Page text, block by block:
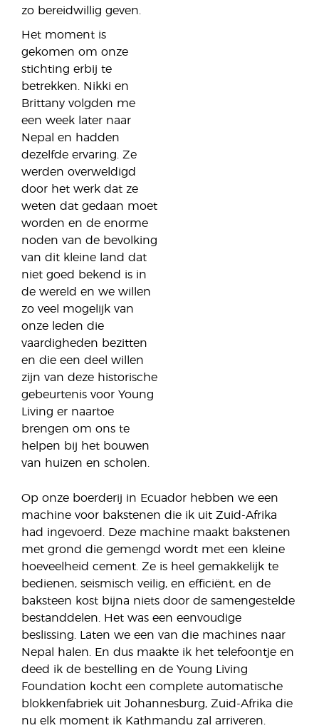
zo bereidwillig geven.
Het moment is
gekomen om onze
stichting erbij te
betrekken. Nikki en
Brittany volgden me
een week later naar
Nepal en hadden
dezelfde ervaring. Ze
werden overweldigd
door het werk dat ze
weten dat gedaan moet
worden en de enorme
noden van de bevolking
van dit kleine land dat
niet goed bekend is in
de wereld en we willen
zo veel mogelijk van
onze leden die
vaardigheden bezitten
en die een deel willen
zijn van deze historische
gebeurtenis voor Young
Living er naartoe
brengen om ons te
helpen bij het bouwen
van huizen en scholen.
Op onze boerderij in Ecuador hebben we een
machine voor bakstenen die ik uit Zuid-Afrika
had ingevoerd. Deze machine maakt bakstenen
met grond die gemengd wordt met een kleine
hoeveelheid cement. Ze is heel gemakkelijk te
bedienen, seismisch veilig, en efficiënt, en de
baksteen kost bijna niets door de samengestelde
bestanddelen. Het was een eenvoudige
beslissing. Laten we een van die machines naar
Nepal halen. En dus maakte ik het telefoontje en
deed ik de bestelling en de Young Living
Foundation kocht een complete automatische
blokkenfabriek uit Johannesburg, Zuid-Afrika die
nu elk moment ik Kathmandu zal arriveren.